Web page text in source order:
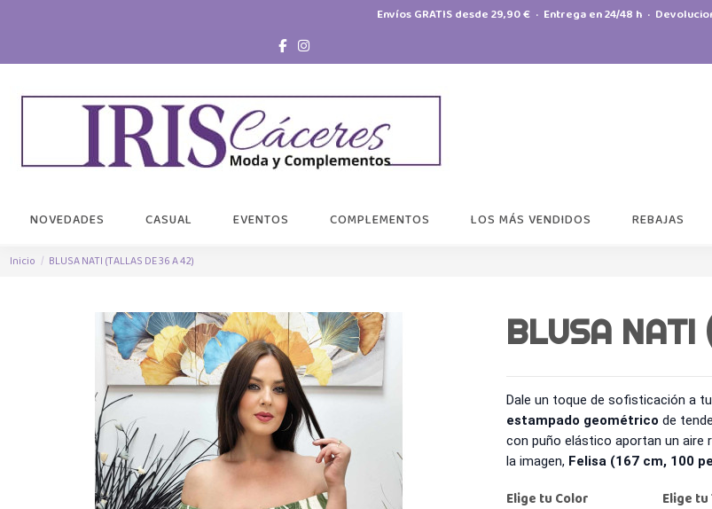
Envíos GRATIS desde 29,90 € · Entrega en 24/48 h ·
NOVEDADES CASUAL EVENTOS COMPLEMENTOS LOS MÁS VENDIDOS REBAJAS
Inicio BLUSA NATI (TALLAS DE 36 A 42)
BLUSA
Dale un toque de sofisticación a
estampado geométrico de
con puño elástico aportan un aire
la imagen, Felisa (167 cm, 100
Elige tu Color
Elige tu